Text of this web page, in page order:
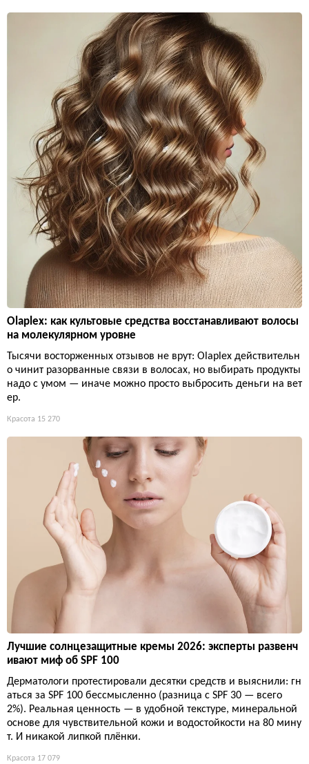
Olaplex: как культовые средства восстанавливают волосы
на молекулярном уровне
Тысячи восторженных отзывов не врут: Olaplex действительн
о чинит разорванные связи в волосах, но выбирать продукты
надо с умом — иначе можно просто выбросить деньги на вет
ер.
Красота 15 270
Лучшие солнцезащитные кремы 2026: эксперты развенч
ивают миф об SPF 100
Дерматологи протестировали десятки средств и выяснили: гн
аться за SPF 100 бессмысленно (разница с SPF 30 — всего
2%). Реальная ценность — в удобной текстуре, минеральной
основе для чувствительной кожи и водостойкости на 80 мину
т. И никакой липкой плёнки.
Красота 17 079